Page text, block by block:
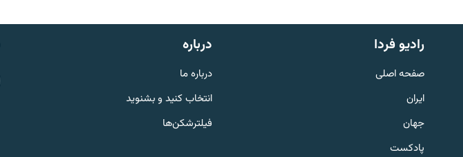
English
به ما بپیوندید
رادیو فردا
صفحه اصلی
ایران
جهان
پادکست
درباره
درباره ما
انتخاب کنید و بشنوید
فیلترشکن‌ها